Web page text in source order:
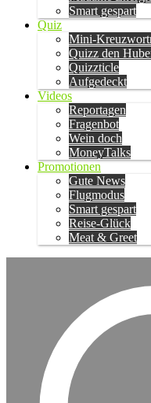
Smart gespart
Quiz
Mini-
Quizz den
Quizzticle
Aufgedeckt
Videos
Reportagen
Fragenbot
Wein doch
MoneyTalks
Promotionen
Gute News
Flugmodus
Smart gespart
Reise-Glück
Meat & Greet